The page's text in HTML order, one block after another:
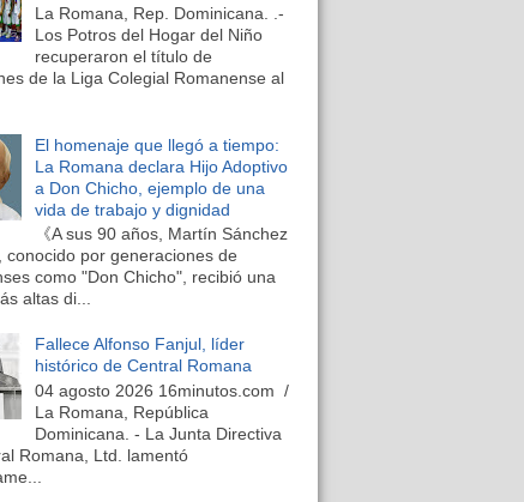
La Romana, Rep. Dominicana. .-
Los Potros del Hogar del Niño
recuperaron el título de
de la Liga Colegial Romanense al
El homenaje que llegó a tiempo:
La Romana declara Hijo Adoptivo
a Don Chicho, ejemplo de una
vida de trabajo y dignidad
《A sus 90 años, Martín Sánchez
conocido por generaciones de
como "Don Chicho", recibió una
altas di...
Fallece Alfonso Fanjul, líder
histórico de Central Romana
04 agosto 2026 16minutos.com /
La Romana, República
Dominicana. - La Junta Directiva
Romana, Ltd. lamentó